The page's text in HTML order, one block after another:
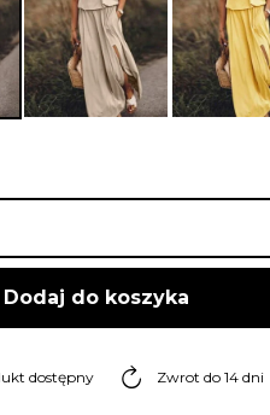
Dodaj do koszyka
dostępny Zwrot do 14 dni